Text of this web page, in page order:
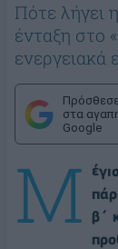
Πότε λήγει
ένταξη στο
ενεργειακά
στα
Google
Μ
β΄